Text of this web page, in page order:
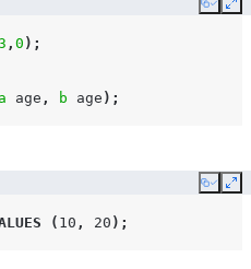
Copy
, 0 );
a age , b age );
Copy
( 10 , 20 );